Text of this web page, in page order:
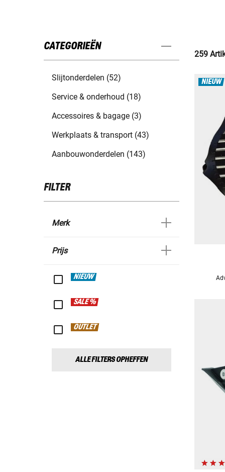
CATEGORIEËN
Slijtonderdelen (52)
Service & onderhoud (18)
Accessoires & bagage (3)
Werkplaats & transport (43)
Aanbouwonderdelen (143)
FILTER
Merk
Prijs
NIEUW
SALE %
OUTLET
ALLE FILTERS OPHEFFEN
259
NIEUW